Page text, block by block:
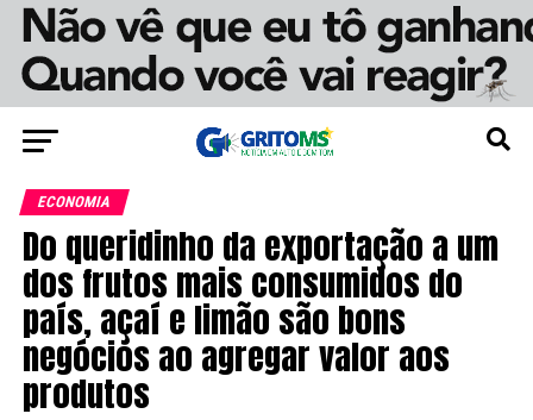
ECONOMIA
Do queridinho da exportação a um
dos frutos mais consumidos do
país, açaí e limão são bons
negócios ao agregar valor aos
produtos